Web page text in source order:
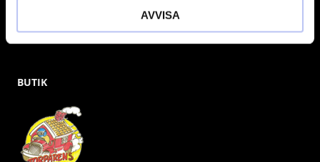
AVVISA
BUTIK